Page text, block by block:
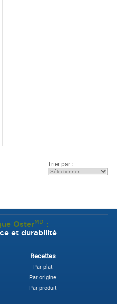
Trier par :
OsterMD :
et durabilité
Recettes
Par plat
Par origine
Par produit